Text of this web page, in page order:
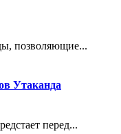
позволяющие...
Утаканда
перед...